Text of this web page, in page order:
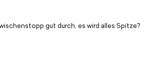
gut durch, es wird alles Spitze?